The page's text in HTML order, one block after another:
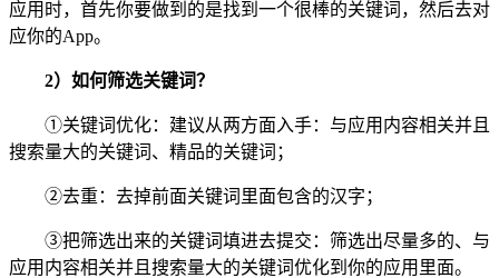
应用时，首先你要做到的是找到一个很棒的关键词，然后去对
应你的App。
2）如何筛选关键词？
①关键词优化：建议从两方面入手：与应用内容相关并且
搜索量大的关键词、精品的关键词；
②去重：去掉前面关键词里面包含的汉字；
③把筛选出来的关键词填进去提交：筛选出尽量多的、与
应用内容相关并且搜索量大的关键词优化到你的应用里面。